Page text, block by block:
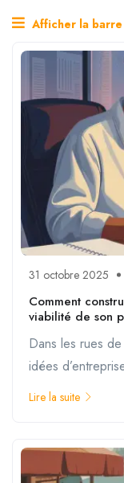
Afficher la
31 octobre 2025
Comment
viabilité de son
Dans les rues
idées
Lire la suite